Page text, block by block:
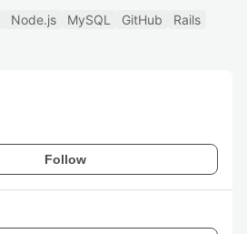
Node.js MySQL GitHub
Rails
Follow